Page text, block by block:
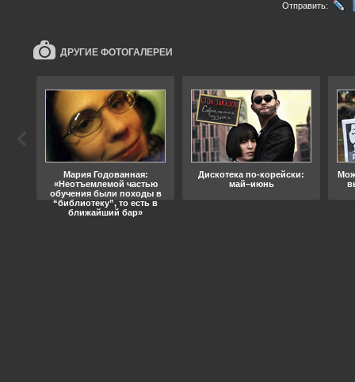
Отправить:
ДРУГИЕ ФОТОГАЛЕРЕИ
Мария Годованная:
«Неотъемлемой частью
обучения были походы в
“библиотеку”, то есть в
ближайший бар»
Дискотека по-корейски:
май–июнь